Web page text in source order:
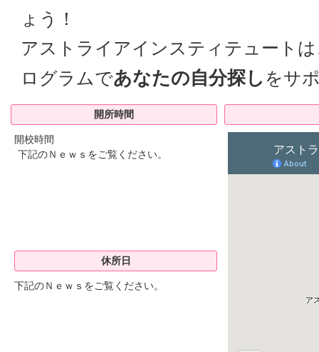
ょう！
アストライアインスティテュート
ログラムであなたの自分探し をサ
開所時間
開校時間
下記のＮｅｗｓをご覧ください。
休所日
下記のＮｅｗｓをご覧ください。